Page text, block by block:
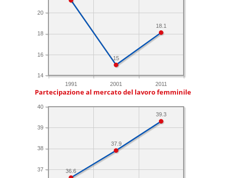
1991 2001 2011
14
16
18
20
18.1
15
Partecipazione al mercato del lavoro femminile
37
38
39
40
39.3
37.9
36.6